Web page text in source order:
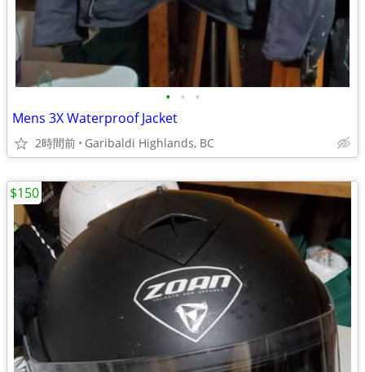
• • •
Mens 3X Waterproof Jacket
2時間前 Garibaldi Highlands, BC
$150